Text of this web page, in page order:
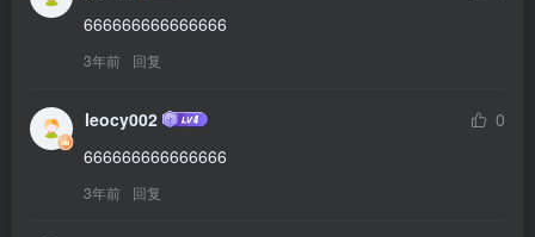
666666666666666
3年前 回复
leocy002
0
666666666666666
3年前 回复